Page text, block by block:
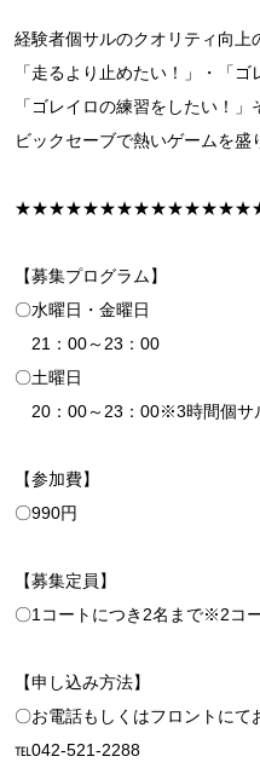
経験者個サルのクオリティ向上
「走るより止めたい！」・「ゴ
「ゴレイロの練習をしたい！」
ビックセーブで熱いゲームを盛
【募集プログラム】
〇水曜日・金曜日
21：00～23：00
〇土曜日
20：00～23：00※3時間個サ
【参加費】
〇990円
【募集定員】
〇1コートにつき2名まで※2コ
【申し込み方法】
〇お電話もしくはフロントにて
℡042-521-2288